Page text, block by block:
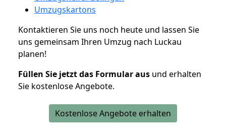
Umzugskartons
Kontaktieren Sie uns noch heute und lassen Sie
uns gemeinsam Ihren Umzug nach Luckau
planen!
Füllen Sie jetzt das Formular aus und erhalten
Sie kostenlose Angebote.
Kostenlose Angebote erhalten